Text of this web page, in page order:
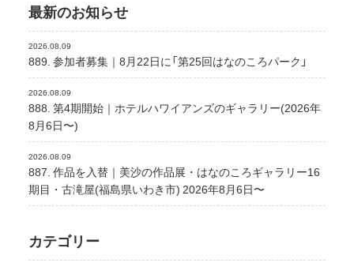
最新のお知らせ
2026.08.09
889. 参加者募集｜8月22日に「第25回はなのころパーク」
2026.08.09
888. 第4期開始｜ホテルハワイアンズのギャラリー(2026年
8月6日〜)
2026.08.09
887. 作品を入替｜美沙の作品展・はなのころギャラリー16
期目・古滝屋(福島県いわき市) 2026年8月6日〜
カテゴリー